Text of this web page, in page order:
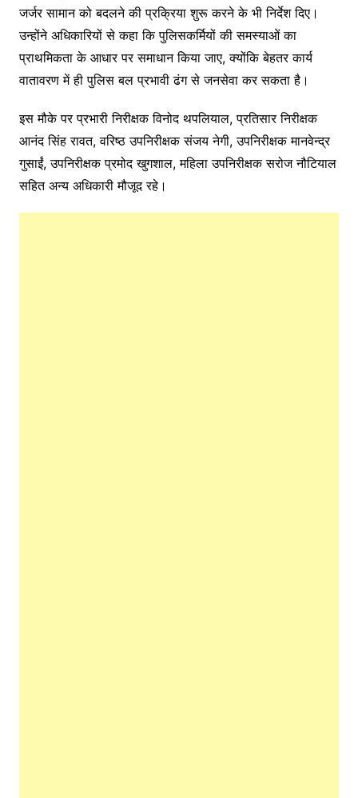
जर्जर सामान को बदलने की प्रक्रिया शुरू करने के भी निर्देश दिए।
उन्होंने अधिकारियों से कहा कि पुलिसकर्मियों की समस्याओं का
प्राथमिकता के आधार पर समाधान किया जाए, क्योंकि बेहतर कार्य
वातावरण में ही पुलिस बल प्रभावी ढंग से जनसेवा कर सकता है।
इस मौके पर प्रभारी निरीक्षक विनोद थपलियाल, प्रतिसार निरीक्षक
आनंद सिंह रावत, वरिष्ठ उपनिरीक्षक संजय नेगी, उपनिरीक्षक मानवेन्द्र
गुसाईं, उपनिरीक्षक प्रमोद खुगशाल, महिला उपनिरीक्षक सरोज नौटियाल
सहित अन्य अधिकारी मौजूद रहे।